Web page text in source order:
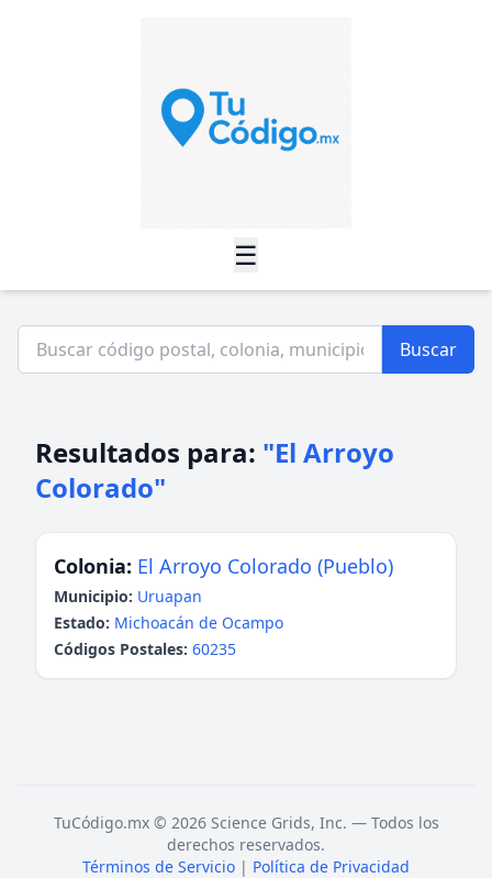
☰
Buscar
Resultados para: "El Arroyo
Colorado"
Colonia: El Arroyo Colorado (Pueblo)
Municipio: Uruapan
Estado: Michoacán de Ocampo
Códigos Postales: 60235
TuCódigo.mx © 2026 Science Grids, Inc. — Todos los
derechos reservados.
Términos de Servicio | Política de Privacidad